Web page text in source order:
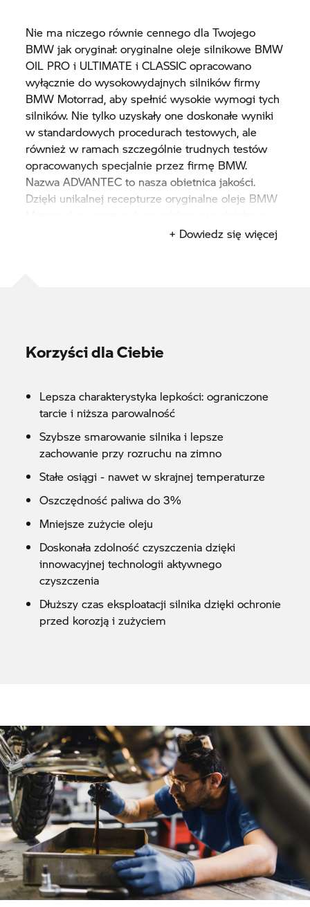
Nie ma niczego równie cennego dla Twojego
BMW jak oryginał: oryginalne oleje silnikowe BMW
OIL PRO i ULTIMATE i CLASSIC opracowano
wyłącznie do wysokowydajnych silników firmy
BMW Motorrad, aby spełnić wysokie wymogi tych
silników. Nie tylko uzyskały one doskonałe wyniki
w standardowych procedurach testowych, ale
również w ramach szczególnie trudnych testów
opracowanych specjalnie przez firmę BMW.
Nazwa ADVANTEC to nasza obietnica jakości.
Dzięki unikalnej recepturze oryginalne oleje BMW
Twojego motoru przez długi czas i zapewniają
+ Dowiedz się więcej
Korzyści dla Ciebie
Lepsza charakterystyka lepkości: ograniczone
tarcie i niższa parowalność
Szybsze smarowanie silnika i lepsze
zachowanie przy rozruchu na zimno
Stałe osiągi - nawet w skrajnej temperaturze
Oszczędność paliwa do 3%
Mniejsze zużycie oleju
Doskonała zdolność czyszczenia dzięki
innowacyjnej technologii aktywnego
czyszczenia
Dłuższy czas eksploatacji silnika dzięki ochronie
przed korozją i zużyciem